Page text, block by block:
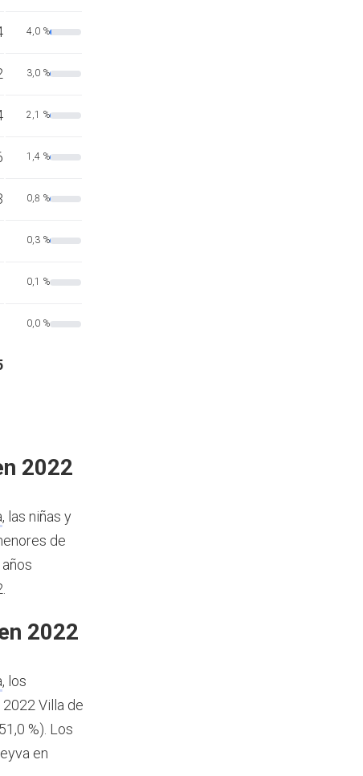
4,0 %
3,0 %
2,1 %
1,4 %
0,8 %
0,3 %
0,1 %
0,0 %
2022
, las niñas y
de
2022
, los
2022 Villa de
%). Los
en